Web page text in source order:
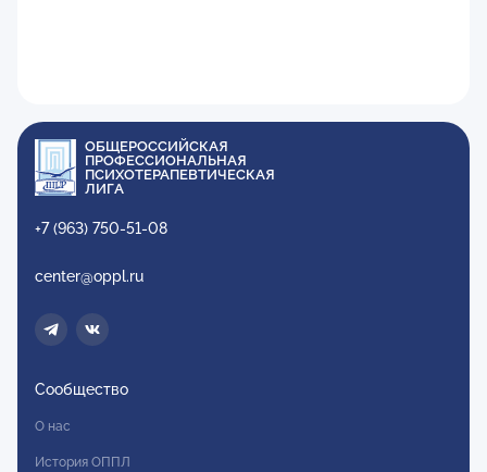
ОБЩЕРОССИЙСКАЯ
ПРОФЕССИОНАЛЬНАЯ
ПСИХОТЕРАПЕВТИЧЕСКАЯ
ЛИГА
+7 (963) 750-51-08
center@oppl.ru
Сообщество
О нас
История ОППЛ